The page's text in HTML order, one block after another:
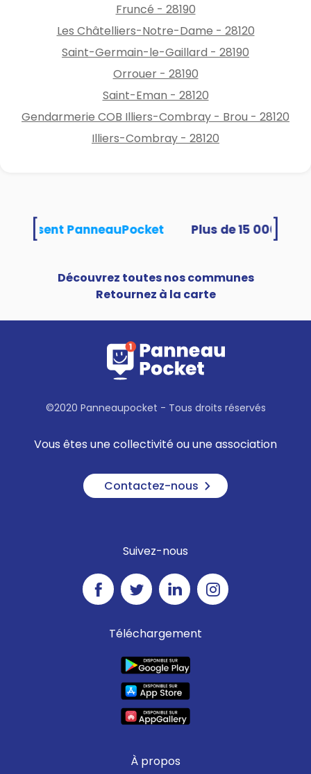
Fruncé - 28190
Les Châtelliers-Notre-Dame - 28120
Saint-Germain-le-Gaillard - 28190
Orrouer - 28190
Saint-Eman - 28120
Gendarmerie COB Illiers-Combray - Brou - 28120
Illiers-Combray - 28120
utilisent PanneauPocket
Découvrez toutes nos communes
Retournez à la carte
©2020 Panneaupocket - Tous droits réservés
Vous êtes une collectivité ou une association
Contactez-nous
Suivez-nous
Téléchargement
À propos